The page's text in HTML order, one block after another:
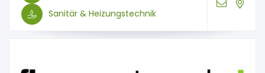
Sanitär & Heizungstechnik